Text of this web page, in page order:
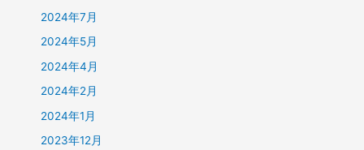
2024年7月
2024年5月
2024年4月
2024年2月
2024年1月
2023年12月